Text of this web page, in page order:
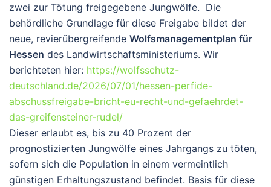
zwei zur Tötung freigegebene Jungwölfe. Die
behördliche Grundlage für diese Freigabe bildet der
neue, revierübergreifende Wolfsmanagementplan für
Hessen des Landwirtschaftsministeriums. Wir
berichteten hier: https://wolfsschutz-
deutschland.de/2026/07/01/hessen-perfide-
abschussfreigabe-bricht-eu-recht-und-gefaehrdet-
das-greifensteiner-rudel/
Dieser erlaubt es, bis zu 40 Prozent der
prognostizierten Jungwölfe eines Jahrgangs zu töten,
sofern sich die Population in einem vermeintlich
günstigen Erhaltungszustand befindet. Basis für diese